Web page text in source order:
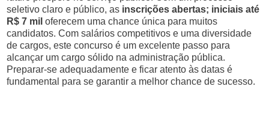
seletivo claro e público, as inscrições abertas; iniciais até
R$ 7 mil oferecem uma chance única para muitos
candidatos. Com salários competitivos e uma diversidade
de cargos, este concurso é um excelente passo para
alcançar um cargo sólido na administração pública.
Preparar-se adequadamente e ficar atento às datas é
fundamental para se garantir a melhor chance de sucesso.